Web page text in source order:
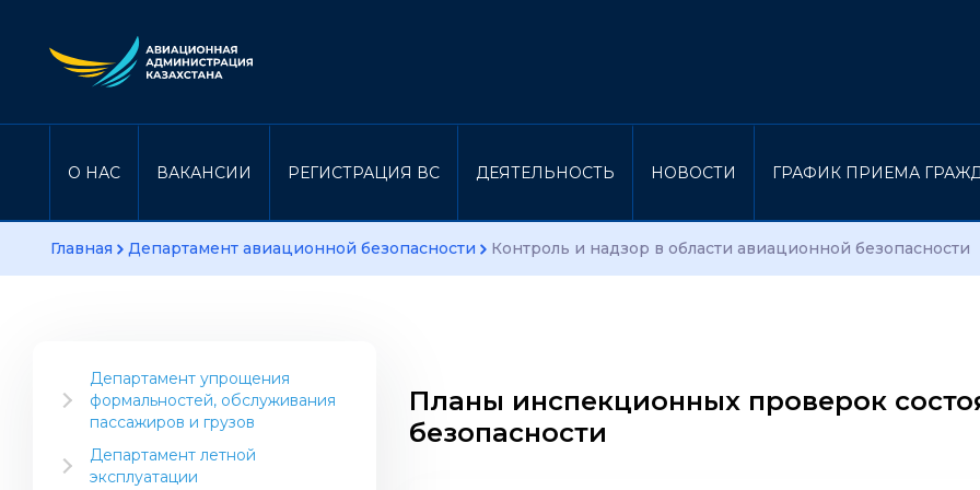
О НАС ВАКАНСИИ РЕГИСТРАЦИЯ ВС ДЕЯТЕЛЬНОСТЬ НОВОСТИ ГРАФИК ПРИЕМА
Главная Департамент авиационной безопасности Контроль и надзор в области авиационной безопасности
Департамент упрощения
формальностей, обслуживания
пассажиров и грузов
Информация для отрасли
Инструктивный материал
Департамент летной
эксплуатации
Планы инспекционных проверок
безопасности